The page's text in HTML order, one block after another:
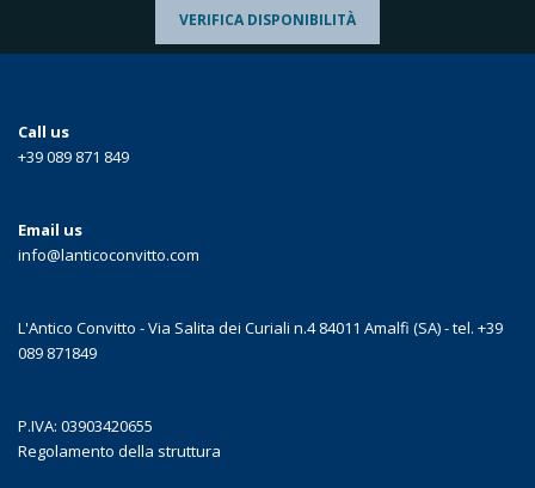
VERIFICA DISPONIBILITÀ
Call us
+39 089 871 849
Email us
info@lanticoconvitto.com
L'Antico Convitto - Via Salita dei Curiali n.4 84011 Amalfi (SA) - tel. +39
089 871849
P.IVA: 03903420655
Regolamento della struttura